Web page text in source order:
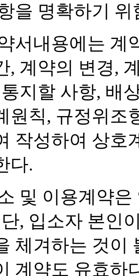
을 명확하기
서내용에는 계
, 계약의 변경,
통지할 사항, 배
원칙, 규정위조
작성하여 상호
다.
및 이용계약
단, 입소자 본인
체겨하는 것이
계약도 유효하